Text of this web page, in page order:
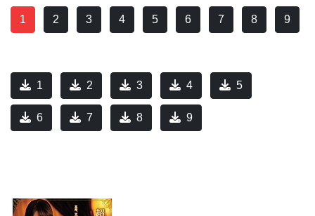
1 2 3 4 5 6 7 8 9
1 2 3 4 5
6 7 8 9